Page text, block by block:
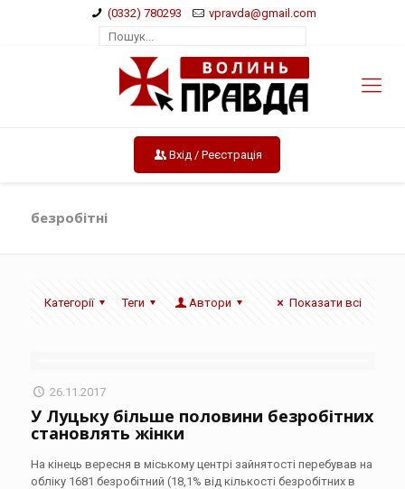
(0332) 780293 vpravda@gmail.com
Вхід / Реєстрація
безробітні
Категорії Теги Автори Показати всі
26.11.2017
У Луцьку більше половини безробітних
становлять жінки
На кінець вересня в міському центрі зайнятості перебував на
обліку 1681 безробітний (18,1% від кількості безробітних в